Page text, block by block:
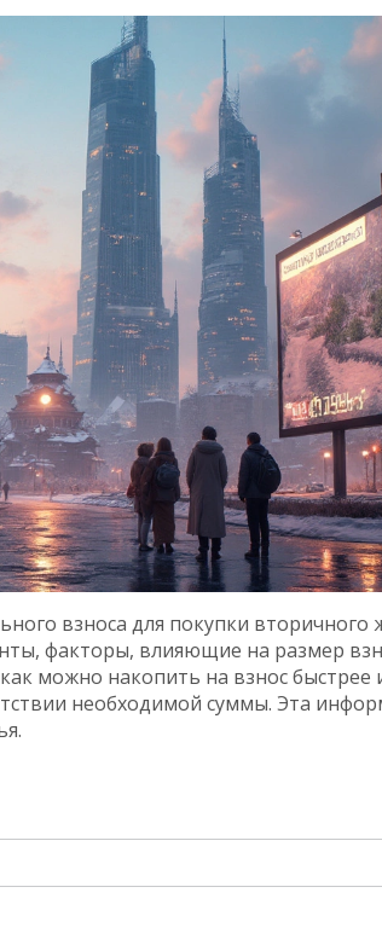
взноса для покупки вторичного
факторы, влияющие на размер
можно накопить на взнос быстрее
необходимой суммы. Эта